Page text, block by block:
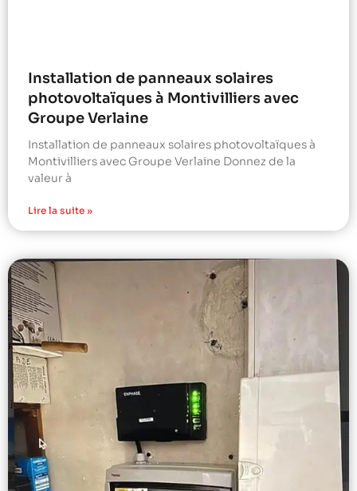
Installation de panneaux solaires
photovoltaïques à Montivilliers avec
Groupe Verlaine
Installation de panneaux solaires photovoltaïques à
Montivilliers avec Groupe Verlaine Donnez de la
valeur à
Lire la suite »